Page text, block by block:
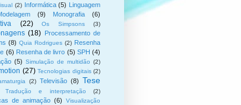
(2) Informática (5) Linguagem
(9) Monografia (6)
(22) Os Simpsons (3)
(18) Processamento de
(8) Quia Rodrigues (2) Resenha
(6) Resenha de livro (5) SPH (4)
(5) Simulação de multidão (2)
(27) Tecnologias digitais (2)
(2) Televisão (8) Tese
Tradução e interpretação (2)
de animação (6)
Visualização